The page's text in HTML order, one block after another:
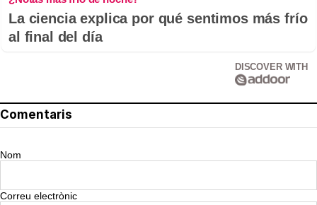
La ciencia explica por qué sentimos más frío
al final del día
DISCOVER WITH
Comentaris
Nom
Correu electrònic